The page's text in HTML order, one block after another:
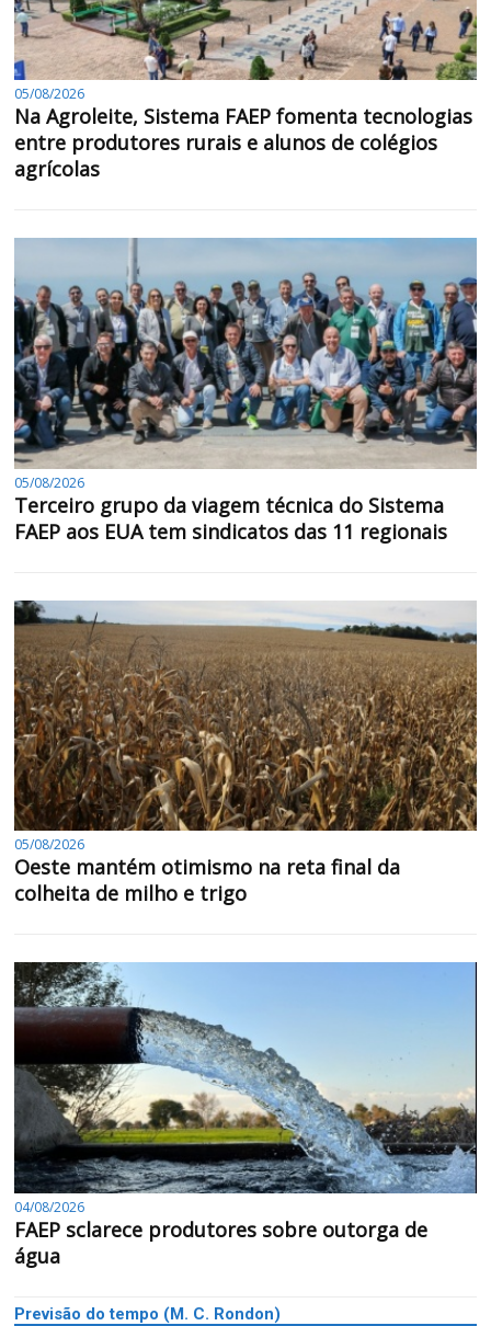
05/08/2026
Na Agroleite, Sistema FAEP fomenta tecnologias
entre produtores rurais e alunos de colégios
agrícolas
05/08/2026
Terceiro grupo da viagem técnica do Sistema
FAEP aos EUA tem sindicatos das 11 regionais
05/08/2026
Oeste mantém otimismo na reta final da
colheita de milho e trigo
04/08/2026
FAEP sclarece produtores sobre outorga de
água
Previsão do tempo (M. C. Rondon)